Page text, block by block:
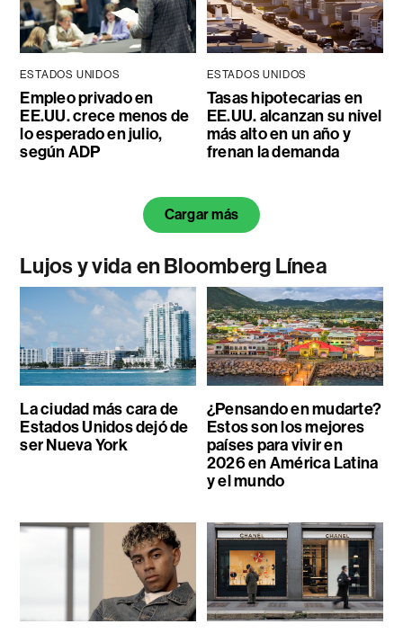
ESTADOS UNIDOS
Empleo privado en
EE.UU. crece menos de
lo esperado en julio,
según ADP
ESTADOS UNIDOS
Tasas hipotecarias en
EE.UU. alcanzan su nivel
más alto en un año y
frenan la demanda
Cargar más
Lujos y vida en Bloomberg Línea
La ciudad más cara de
Estados Unidos dejó de
ser Nueva York
¿Pensando en mudarte?
Estos son los mejores
países para vivir en
2026 en América Latina
y el mundo